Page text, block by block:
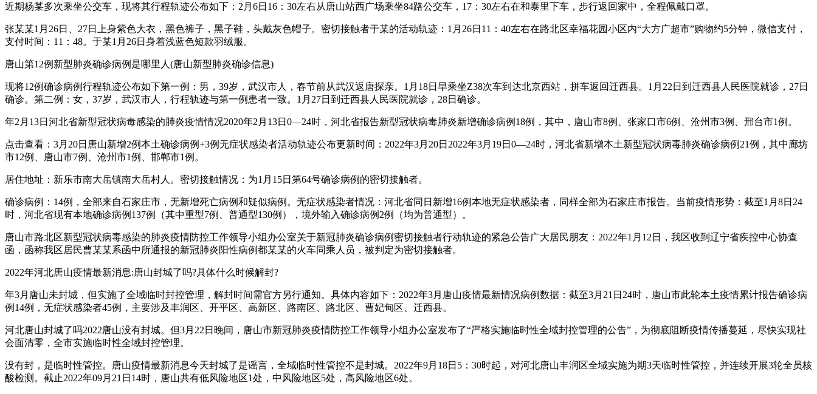
近期杨某多次乘坐公交车，现将其行程轨迹公布如下：2月6日16：30左右从唐山站西广场乘坐84路公交车，17：30左右在和泰里下车，步行返回家中，全程佩戴口罩。
张某某1月26日、27日上身紫色大衣，黑色裤子，黑子鞋，头戴灰色帽子。密切接触者于某的活动轨迹：1月26日11：40左右在路北区幸福花园小区内“大方广超市”购物约5分钟，微信支付，
支付时间：11：48。于某1月26日身着浅蓝色短款羽绒服。
唐山第12例新型肺炎确诊病例是哪里人(唐山新型肺炎确诊信息)
现将12例确诊病例行程轨迹公布如下第一例：男，39岁，武汉市人，春节前从武汉返唐探亲。1月18日早乘坐Z38次车到达北京西站，拼车返回迁西县。1月22日到迁西县人民医院就诊，27日
确诊。第二例：女，37岁，武汉市人，行程轨迹与第一例患者一致。1月27日到迁西县人民医院就诊，28日确诊。
年2月13日河北省新型冠状病毒感染的肺炎疫情情况2020年2月13日0—24时，河北省报告新型冠状病毒肺炎新增确诊病例18例，其中，唐山市8例、张家口市6例、沧州市3例、邢台市1例。
点击查看：3月20日唐山新增2例本土确诊病例+3例无症状感染者活动轨迹公布更新时间：2022年3月20日2022年3月19日0—24时，河北省新增本土新型冠状病毒肺炎确诊病例21例，其中廊坊
市12例、唐山市7例、沧州市1例、邯郸市1例。
居住地址：新乐市南大岳镇南大岳村人。密切接触情况：为1月15日第64号确诊病例的密切接触者。
确诊病例：14例，全部来自石家庄市，无新增死亡病例和疑似病例。无症状感染者情况：河北省同日新增16例本地无症状感染者，同样全部为石家庄市报告。当前疫情形势：截至1月8日24
时，河北省现有本地确诊病例137例（其中重型7例、普通型130例），境外输入确诊病例2例（均为普通型）。
唐山市路北区新型冠状病毒感染的肺炎疫情防控工作领导小组办公室关于新冠肺炎确诊病例密切接触者行动轨迹的紧急公告广大居民朋友：2022年1月12日，我区收到辽宁省疾控中心协查
函，函称我区居民曹某某系函中所通报的新冠肺炎阳性病例都某某的火车同乘人员，被判定为密切接触者。
2022年河北唐山疫情最新消息:唐山封城了吗?具体什么时候解封?
年3月唐山未封城，但实施了全域临时封控管理，解封时间需官方另行通知。具体内容如下：2022年3月唐山疫情最新情况病例数据：截至3月21日24时，唐山市此轮本土疫情累计报告确诊病
例14例，无症状感染者45例，主要涉及丰润区、开平区、高新区、路南区、路北区、曹妃甸区、迁西县。
河北唐山封城了吗2022唐山没有封城。但3月22日晚间，唐山市新冠肺炎疫情防控工作领导小组办公室发布了“严格实施临时性全域封控管理的公告”，为彻底阻断疫情传播蔓延，尽快实现社
会面清零，全市实施临时性全域封控管理。
没有封，是临时性管控。唐山疫情最新消息今天封城了是谣言，全域临时性管控不是封城。2022年9月18日5：30时起，对河北唐山丰润区全域实施为期3天临时性管控，并连续开展3轮全员核
酸检测。截止2022年09月21日14时，唐山共有低风险地区1处，中风险地区5处，高风险地区6处。